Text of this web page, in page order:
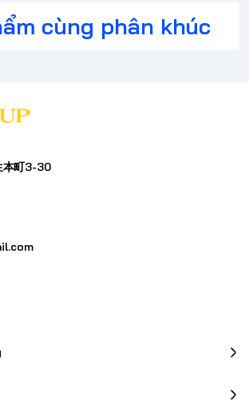
cùng phân khúc
本町3-30